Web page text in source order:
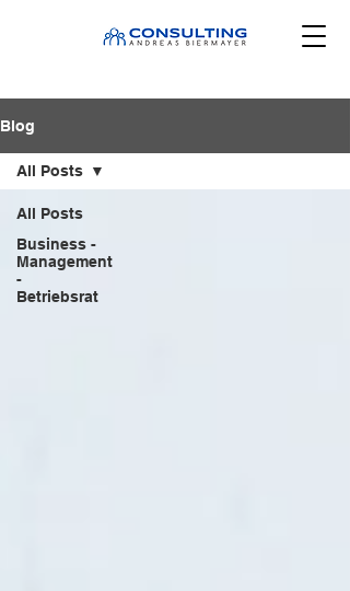
Blog
All Posts
Business -
Management
-
Betriebsrat
All Posts